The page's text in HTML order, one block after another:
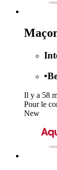
•
Il y a 58
Pour le
New